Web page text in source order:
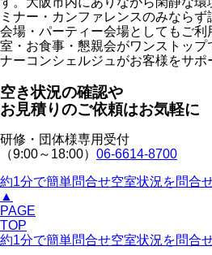
ミナー・カンファレンスのみなら
会場・パーティー会場としてもご
室・お食事・懇親会がワンストップ
ナーコンシェルジュがお客様をサポ
空き状況の確認や
お見積りのご依頼はお気軽に
研修・団体様専用受付
（9:00～18:00） 06-6614-8700
約1分で簡単問合せ空室状況を問合
▲
PAGE
TOP
約1分で簡単問合せ空室状況を問合